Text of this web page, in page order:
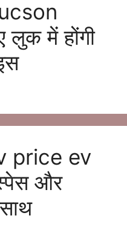
लुक में होंगी
price ev
और